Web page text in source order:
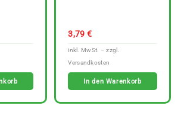
3,79 €
In den Warenkorb